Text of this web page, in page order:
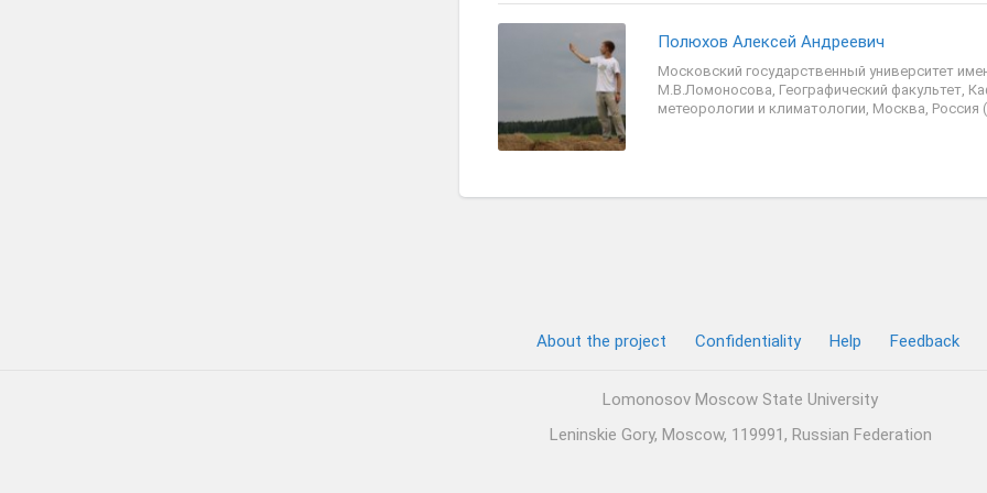
Полюхов Алексей Андреевич
Московский государственный университет
М.В.Ломоносова, Географический факультет,
метеорологии и климатологии, Москва, Россия
About the project Confidentiality Help Feedback
Lomonosov Moscow State University
Leninskie Gory, Moscow, 119991, Russian Federation